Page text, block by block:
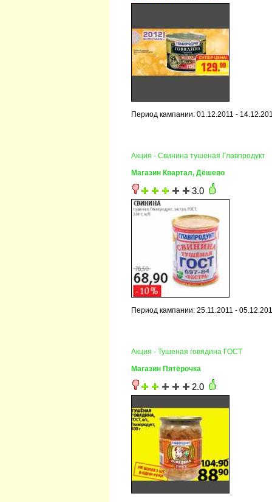
Период кампании: 01.12.2011 -
Акция - Свинина тушеная Главпродукт
Магазин Квартал, Дёшево
3.0
Период кампании: 25.11.2011 -
Акция - Тушеная говядина ГОСТ
Магазин Пятёрочка
2.0